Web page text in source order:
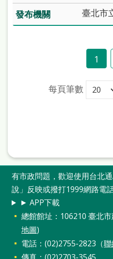
臺北市
1
每頁筆數
有市政問題，歡迎使用台北
說」反映或撥打1999網路電話
► APP下載
總館館址：106210 臺北
地圖)
電話：(02)2755-2823（